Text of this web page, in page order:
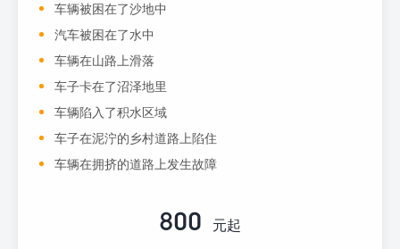
车辆被困在了沙地中
汽车被困在了水中
车辆在山路上滑落
车子卡在了沼泽地里
车辆陷入了积水区域
车子在泥泞的乡村道路上陷住
车辆在拥挤的道路上发生故障
800 元起